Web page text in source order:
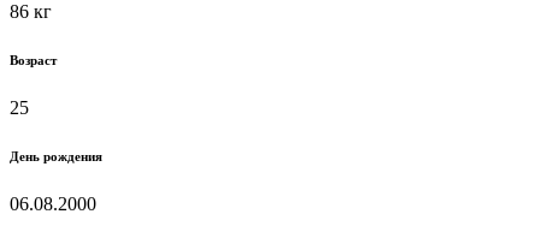
86 кг
Возраст
25
День рождения
06.08.2000